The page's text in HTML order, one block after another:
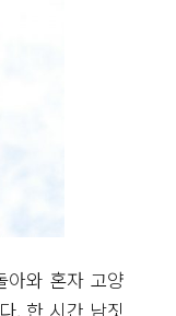
아와 혼자 고양
. 한 시간 남짓